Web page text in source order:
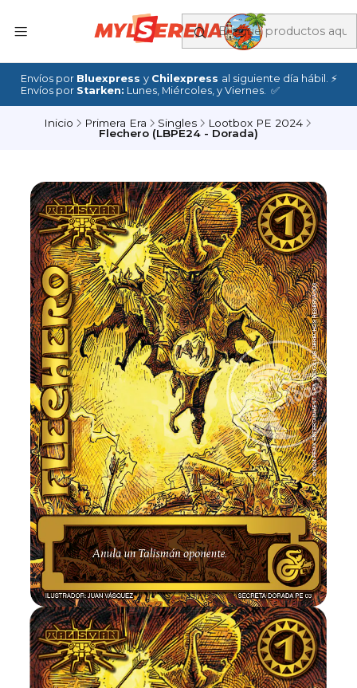
Envíos por Bluexpress y Chilexpress al siguiente día hábil. ⚡
Envíos por Starken: Lunes, Miércoles, y Viernes. ✅
Inicio Primera Era Singles
Lootbox PE 2024
Flechero (LBPE24 - Dorada)